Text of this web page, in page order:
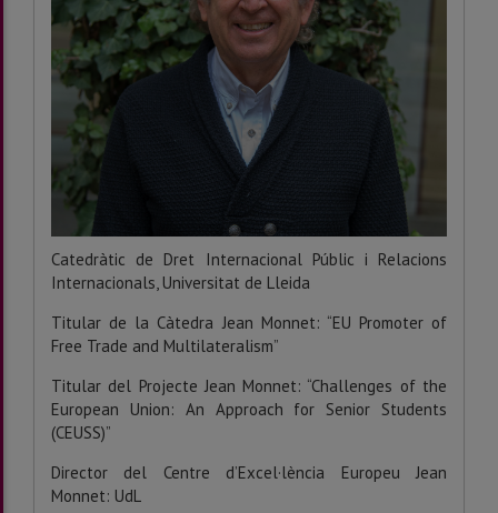
Catedràtic de Dret Internacional Públic i Relacions
Internacionals, Universitat de Lleida
Titular de la Càtedra Jean Monnet: “EU Promoter of
Free Trade and Multilateralism”
Titular del Projecte Jean Monnet: “Challenges of the
European Union: An Approach for Senior Students
(CEUSS)”
Director del Centre d’Excel·lència Europeu Jean
Monnet: UdL